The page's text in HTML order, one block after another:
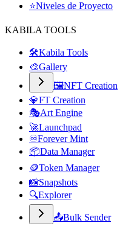
⭐Niveles de Proyecto
KABILA TOOLS
🛠️Kabila Tools
🎨Gallery
🖼️NFT Creation
💎FT Creation
🎭Art Engine
🚀Launchpad
♾️Forever Mint
📦Data Manager
🪙Token Manager
📸Snapshots
🔍Explorer
📤Bulk Sender